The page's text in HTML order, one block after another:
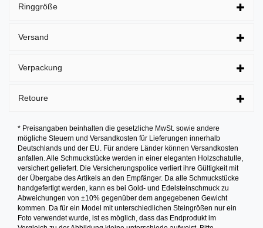
Ringgröße
Versand
Verpackung
Retoure
* Preisangaben beinhalten die gesetzliche MwSt. sowie andere
mögliche Steuern und Versandkosten für Lieferungen innerhalb
Deutschlands und der EU. Für andere Länder können Versandkosten
anfallen. Alle Schmuckstücke werden in einer eleganten Holzschatulle,
versichert geliefert. Die Versicherungspolice verliert ihre Gültigkeit mit
der Übergabe des Artikels an den Empfänger. Da alle Schmuckstücke
handgefertigt werden, kann es bei Gold- und Edelsteinschmuck zu
Abweichungen von ±10% gegenüber dem angegebenen Gewicht
kommen. Da für ein Model mit unterschiedlichen Steingrößen nur ein
Foto verwendet wurde, ist es möglich, dass das Endprodukt im